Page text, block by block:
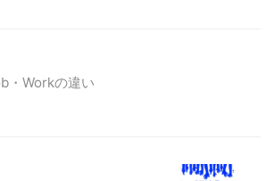
・Workの違い